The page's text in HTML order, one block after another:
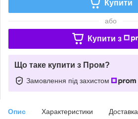
Купити
або
Купити з
Що таке купити з Пром?
Замовлення під захистом
Опис Характеристики Доставка